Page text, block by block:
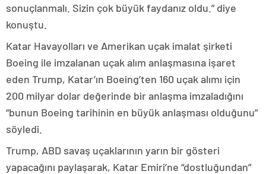
sonuçlanmalı. Sizin çok büyük faydanız oldu.” diye
konuştu.
Katar Havayolları ve Amerikan uçak imalat şirketi
Boeing ile imzalanan uçak alım anlaşmasına işaret
eden Trump, Katar’ın Boeing’ten 160 uçak alımı için
200 milyar dolar değerinde bir anlaşma imzaladığını
“bunun Boeing tarihinin en büyük anlaşması olduğunu”
söyledi.
Trump, ABD savaş uçaklarının yarın bir gösteri
yapacağını paylaşarak, Katar Emiri’ne “dostluğundan”